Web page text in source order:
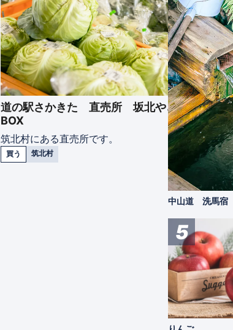
道の駅さかきた 直売所 坂北やさい
BOX
筑北村にある直売所です。
買う 筑北村
もえ
筑北
粉を
特産品
中山道 洗馬宿
5